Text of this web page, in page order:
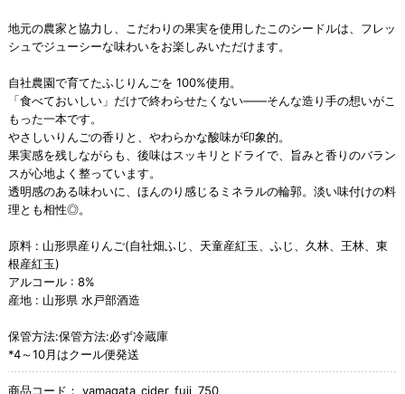
地元の農家と協力し、こだわりの果実を使用したこのシードルは、フレッ
シュでジューシーな味わいをお楽しみいただけます。
自社農園で育てたふじりんごを 100%使用。
「食べておいしい」だけで終わらせたくない——そんな造り手の想いがこ
もった一本です。
やさしいりんごの香りと、やわらかな酸味が印象的。
果実感を残しながらも、後味はスッキリとドライで、旨みと香りのバラン
スが心地よく整っています。
透明感のある味わいに、ほんのり感じるミネラルの輪郭。淡い味付けの料
理とも相性◎。
原料 : 山形県産りんご(自社畑ふじ、天童産紅玉、ふじ、久林、王林、東
根産紅玉)
アルコール : 8%
産地 : 山形県 水戸部酒造
保管方法:保管方法:必ず冷蔵庫
*4～10月はクール便発送
商品コード： yamagata_cider_fuji_750